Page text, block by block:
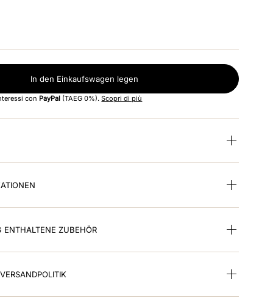
In den Einkaufswagen legen
con PayPal (TAEG 0%).Scopri di più
ENTHALTENE ZUBEHÖR